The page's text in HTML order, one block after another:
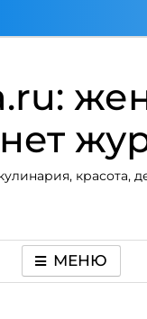
красота,
МЕНЮ